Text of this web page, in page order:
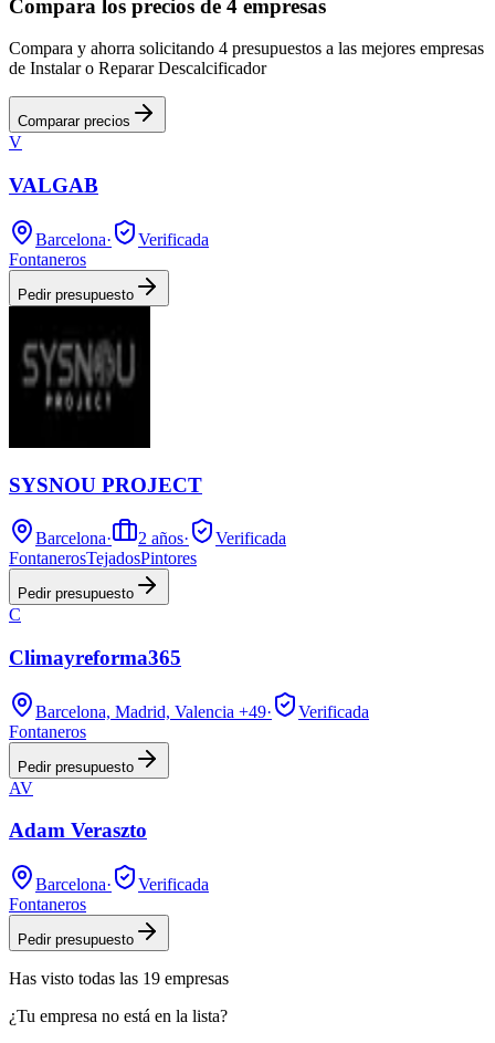
Compara los precios de 4 empresas
Compara y ahorra solicitando 4 presupuestos a las mejores empresas
de Instalar o Reparar Descalcificador
Comparar precios
V
VALGAB
Barcelona·
Verificada
Fontaneros
Pedir presupuesto
SYSNOU PROJECT
Barcelona· 2 años·
Verificada
FontanerosTejadosPintores
Pedir presupuesto
C
Climayreforma365
Barcelona, Madrid, Valencia +49·
Verificada
Fontaneros
Pedir presupuesto
AV
Adam Veraszto
Barcelona·
Verificada
Fontaneros
Pedir presupuesto
Has visto todas las 19 empresas
¿Tu empresa no está en la lista?